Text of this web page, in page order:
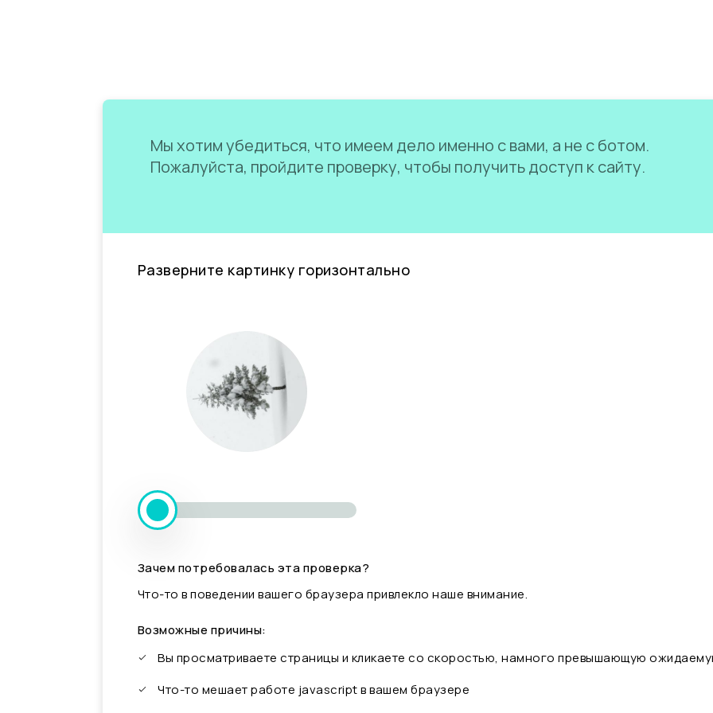
Мы хотим убедиться, что имеем дело именно с вами, а не с ботом.
Пожалуйста, пройдите проверку, чтобы получить доступ к сайту.
Разверните картинку горизонтально
Зачем потребовалась эта проверка?
Что-то в поведении вашего браузера привлекло наше внимание.
Возможные причины:
Вы просматриваете страницы и кликаете со скоростью, намного превышающую
Что-то мешает работе javascript в вашем браузере